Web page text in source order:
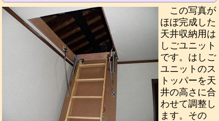
この写真が
ほぼ完成した
天井収納用は
しごユニット
です。はしご
ユニットのス
トッパーを天
井の高さに合
わせて調整し
ます。その